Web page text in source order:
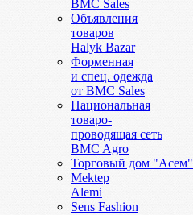
BMC Sales
Объявления
товаров
Halyk Bazar
Форменная
и спец. одежда
от BMC Sales
Национальная
товаро-
проводящая сеть
BMC Agro
Торговый дом "Асем"
Mektep
Alemi
Sens Fashion